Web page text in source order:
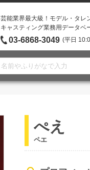
芸能業界最大級！モデル・タレ
キャスティング業務用データベ
03-6868-3049 (平日
ぺえ
ペエ